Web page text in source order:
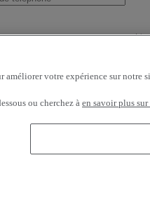
demande de contact.
et Libertés n°78-17 du
810 du 6 août 2004, vous
de rectification et de
votre expérience sur notre
ou cherchez à en savoir plus